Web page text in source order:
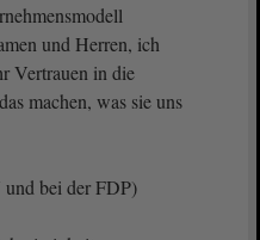
und Herren, ich
Vertrauen in die
machen, was sie uns
bei der FDP)